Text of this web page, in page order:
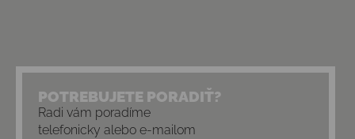
POTREBUJETE PORADIŤ?
Radi vám poradíme
telefonicky alebo e-mailom